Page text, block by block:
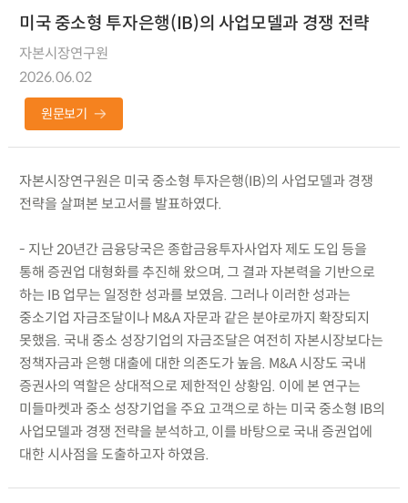
미국 중소형 투자은행(IB)의 사업모델과 경쟁 전략
자본시장연구원
2026.06.02
원문보기
자본시장연구원은 미국 중소형 투자은행(IB)의 사업모델과 경쟁
전략을 살펴본 보고서를 발표하였다.
- 지난 20년간 금융당국은 종합금융투자사업자 제도 도입 등을
통해 증권업 대형화를 추진해 왔으며, 그 결과 자본력을 기반으로
하는 IB 업무는 일정한 성과를 보였음. 그러나 이러한 성과는
중소기업 자금조달이나 M&A 자문과 같은 분야로까지 확장되지
못했음. 국내 중소 성장기업의 자금조달은 여전히 자본시장보다는
정책자금과 은행 대출에 대한 의존도가 높음. M&A 시장도 국내
증권사의 역할은 상대적으로 제한적인 상황임. 이에 본 연구는
미들마켓과 중소 성장기업을 주요 고객으로 하는 미국 중소형 IB의
사업모델과 경쟁 전략을 분석하고, 이를 바탕으로 국내 증권업에
대한 시사점을 도출하고자 하였음.